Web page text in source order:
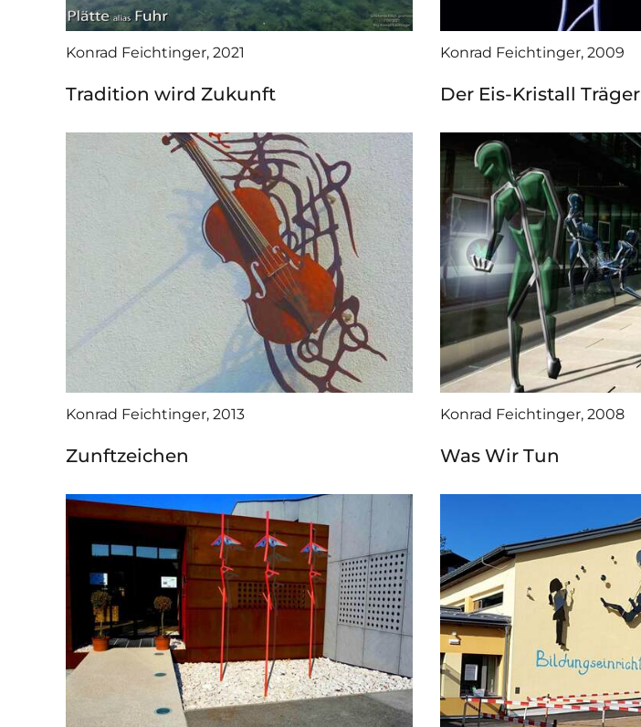
Konrad Feichtinger, 2021
Tradition wird Zukunft
Konrad Feichtinger, 2009
Der Eis-Kristall Träger
Konrad Feichtinger, 2013
Zunftzeichen
Konrad Feichtinger, 2008
Was Wir Tun